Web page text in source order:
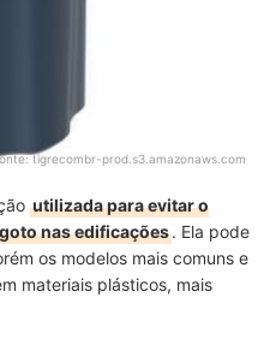
tigrecombr-prod.s3.amazonaws.com
utilizada para evitar o
nas edificações. Ela pode
os modelos mais comuns e
materiais plásticos, mais